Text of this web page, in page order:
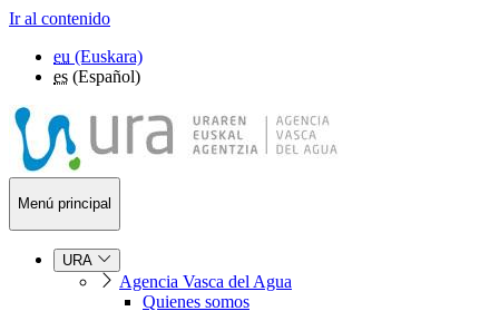
Ir al contenido
eu (Euskara)
es (Español)
Menú principal
URA
Agencia Vasca del Agua
Quienes somos